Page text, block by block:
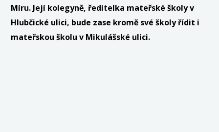
Míru. Její kolegyně, ředitelka mateřské školy v
Hlubčické ulici, bude zase kromě své školy řídit i
mateřskou školu v Mikulášské ulici.